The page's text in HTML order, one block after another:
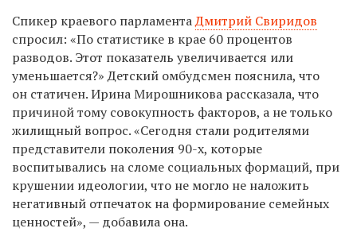
Спикер краевого парламентаДмитрий Свиридов
спросил: «По статистике в крае 60 процентов
разводов. Этот показатель увеличивается или
уменьшается?»Детский омбудсмен пояснила, что
он статичен. Ирина Мирошникова рассказала, что
причиной тому совокупность факторов, а не только
жилищный вопрос. «Сегодня стали родителями
представители поколения 90-х, которые
воспитывались на сломе социальных формаций, при
крушении идеологии, что не могло не наложить
негативный отпечаток на формирование семейных
ценностей», — добавила она.